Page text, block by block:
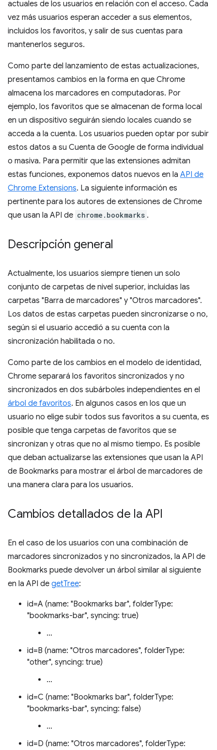
actuales de los usuarios en relación con el acceso. Cada
vez más usuarios esperan acceder a sus elementos,
incluidos los favoritos, y salir de sus cuentas para
mantenerlos seguros.
Como parte del lanzamiento de estas actualizaciones,
presentamos cambios en la forma en que Chrome
almacena los marcadores en computadoras. Por
ejemplo, los favoritos que se almacenan de forma local
en un dispositivo seguirán siendo locales cuando se
acceda a la cuenta. Los usuarios pueden optar por subir
estos datos a su Cuenta de Google de forma individual
o masiva. Para permitir que las extensiones admitan
estas funciones, exponemos datos nuevos en la API de
Chrome Extensions. La siguiente información es
pertinente para los autores de extensiones de Chrome
que usan la API de chrome.bookmarks .
Descripción general
Actualmente, los usuarios siempre tienen un solo
conjunto de carpetas de nivel superior, incluidas las
carpetas "Barra de marcadores" y "Otros marcadores".
Los datos de estas carpetas pueden sincronizarse o no,
según si el usuario accedió a su cuenta con la
sincronización habilitada o no.
Como parte de los cambios en el modelo de identidad,
Chrome separará los favoritos sincronizados y no
sincronizados en dos subárboles independientes en el
árbol de favoritos. En algunos casos en los que un
usuario no elige subir todos sus favoritos a su cuenta, es
posible que tenga carpetas de favoritos que se
sincronizan y otras que no al mismo tiempo. Es posible
que deban actualizarse las extensiones que usan la API
de Bookmarks para mostrar el árbol de marcadores de
una manera clara para los usuarios.
Cambios detallados de la API
En el caso de los usuarios con una combinación de
marcadores sincronizados y no sincronizados, la API de
Bookmarks puede devolver un árbol similar al siguiente
en la API de getTree:
id=A (name: "Bookmarks bar", folderType:
"bookmarks-bar", syncing: true)
…
id=B (name: "Otros marcadores", folderType:
"other", syncing: true)
…
id=C (name: "Bookmarks bar", folderType:
"bookmarks-bar", syncing: false)
…
id=D (name: "Otros marcadores", folderType: